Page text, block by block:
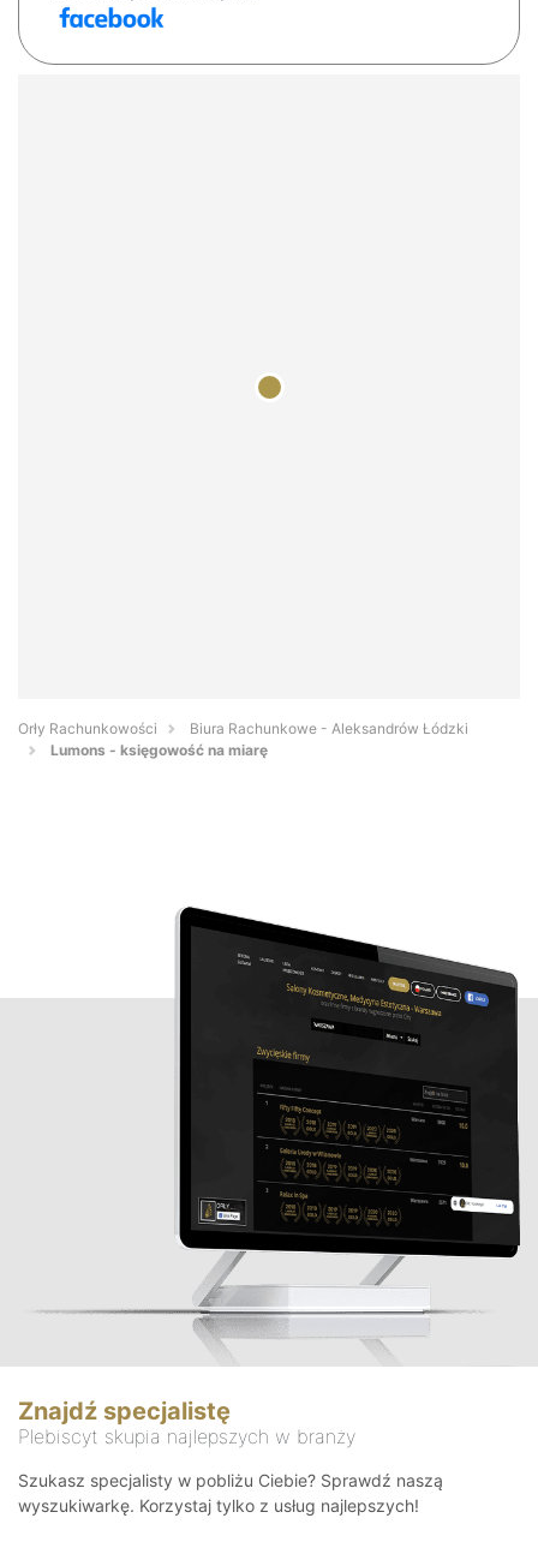
Orły Rachunkowości
Biura Rachunkowe - Aleksandrów Łódzki
Lumons - księgowość na miarę
Znajdź specjalistę
Plebiscyt skupia najlepszych w branży
Szukasz specjalisty w pobliżu Ciebie? Sprawdź naszą
wyszukiwarkę. Korzystaj tylko z usług najlepszych!